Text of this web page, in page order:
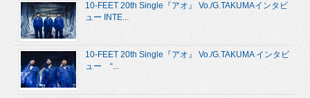
10-FEET 20th Single『アオ』 Vo./G.TAKUMAインタビ
ュー INTE...
10-FEET 20th Single『アオ』 Vo./G.TAKUMA インタビ
ュー “...